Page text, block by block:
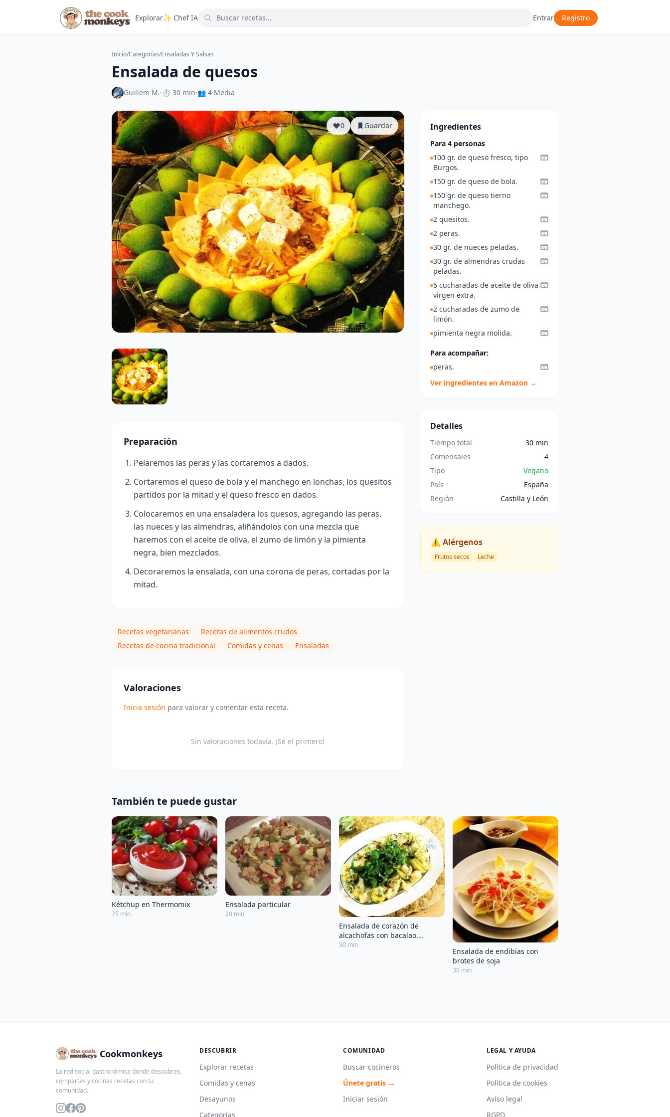
Explorar✨ Chef IA Entrar Registro
Inicio/Categorías/Ensaladas Y Salsas
Ensalada de quesos
Guillem M.·⏱ 30 min·👥 4·Media
0 Guardar
Preparación
Pelaremos las peras y las cortaremos a dados.
Cortaremos el queso de bola y el manchego en lonchas, los quesitos
partidos por la mitad y el queso fresco en dados.
Colocaremos en una ensaladera los quesos, agregando las peras,
las nueces y las almendras, aliñándolos con una mezcla que
haremos con el aceite de oliva, el zumo de limón y la pimienta
negra, bien mezclados.
Decoraremos la ensalada, con una corona de peras, cortadas por la
mitad.
Recetas vegetarianas
Recetas de alimentos crudos
Recetas de cocina tradicional
Comidas y cenas Ensaladas
Valoraciones
Inicia sesión para valorar y comentar esta receta.
Sin valoraciones todavía. ¡Sé el primero!
Ingredientes
Para 4 personas
100 gr. de queso fresco, tipo
Burgos.
150 gr. de queso de bola.
150 gr. de queso tierno
manchego.
2 quesitos.
2 peras.
30 gr. de nueces peladas.
30 gr. de almendras crudas
peladas.
5 cucharadas de aceite de oliva
virgen extra.
2 cucharadas de zumo de
limón.
pimienta negra molida.
Para acompañar:
peras.
Ver ingredientes en Amazon →
Detalles
Tiempo total
30 min
Comensales
4
Tipo
Vegano
País
España
Región
Castilla y León
⚠️ Alérgenos
Frutos secos Leche
También te puede gustar
Kétchup en Thermomix
75 min
Ensalada particular
20 min
Ensalada de corazón de
alcachofas con bacalao,
escarola y berros
30 min
Ensalada de endibias con
brotes de soja
30 min
Cookmonkeys
La red social gastronómica donde descubres,
compartes y cocinas recetas con tu
comunidad.
DESCUBRIR
Explorar recetas
Comidas y cenas
Desayunos
Categorías
COMUNIDAD
Buscar cocineros
Únete gratis →
Iniciar sesión
LEGAL Y AYUDA
Política de privacidad
Política de cookies
Aviso legal
RGPD